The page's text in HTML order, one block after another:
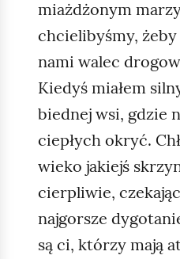
miażdżonym
chcielibyśmy, żeby
nami walec
Kiedyś miałem
biednej wsi, gdzie
ciepłych okryć.
wieko jakiejś
cierpliwie,
najgorsze
są ci, którzy mają